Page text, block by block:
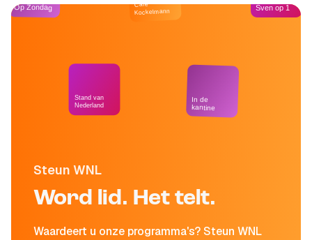
Steun WNL
Word lid. Het telt.
Waardeert u onze programma's? Steun WNL
Op Zondag
Stand van
Nederland
Café
Kockelmann
In de
kantine
Sven op 1